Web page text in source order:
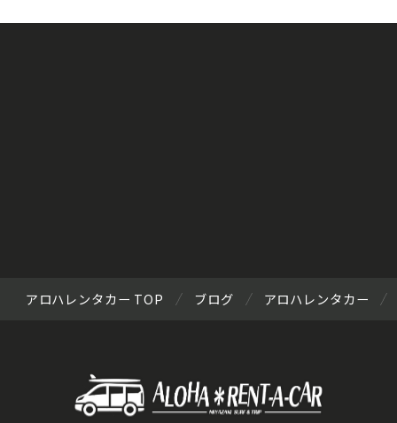
アロハレンタカー TOP ブログ アロハレンタカー